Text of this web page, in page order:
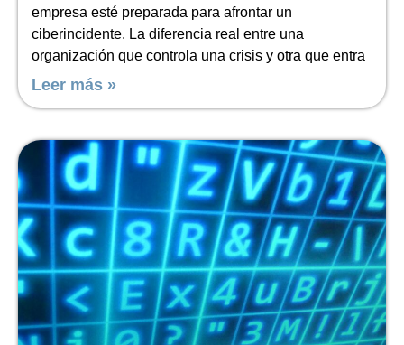
empresa esté preparada para afrontar un
ciberincidente. La diferencia real entre una
organización que controla una crisis y otra que entra
Leer más »